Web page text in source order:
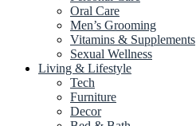
Oral Care
Men’s Grooming
Vitamins & Supplements
Sexual Wellness
Living & Lifestyle
Tech
Furniture
Decor